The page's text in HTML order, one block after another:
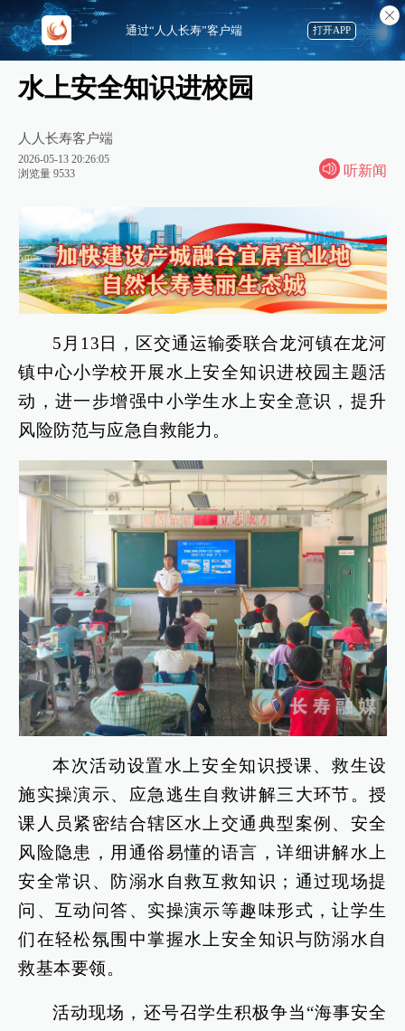
水上安全知识进校园
人人长寿客户端
2026-05-13 20:26:05
浏览量 9533
听新闻
5月13日，区交通运输委联合龙河镇在龙河
镇中心小学校开展水上安全知识进校园主题活
动，进一步增强中小学生水上安全意识，提升
风险防范与应急自救能力。
本次活动设置水上安全知识授课、救生设
施实操演示、应急逃生自救讲解三大环节。授
课人员紧密结合辖区水上交通典型案例、安全
风险隐患，用通俗易懂的语言，详细讲解水上
安全常识、防溺水自救互救知识；通过现场提
问、互动问答、实操演示等趣味形式，让学生
们在轻松氛围中掌握水上安全知识与防溺水自
救基本要领。
活动现场，还号召学生积极争当“海事安全
通过“人人长寿”客户端 打开APP